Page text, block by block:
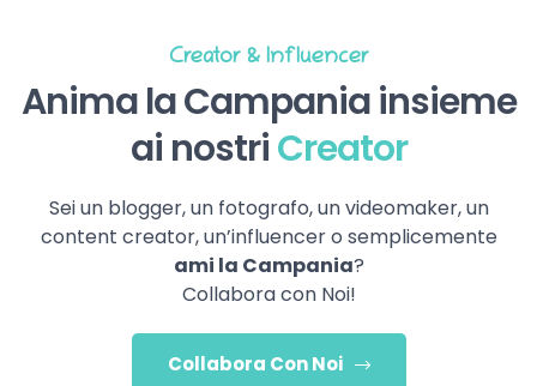
Creator & Influencer
Anima la Campania insieme
ai nostriCreator
Sei un blogger, un fotografo, un videomaker, un
content creator, un’influencer o semplicemente
ami la Campania?
Collabora con Noi!
Collabora Con Noi